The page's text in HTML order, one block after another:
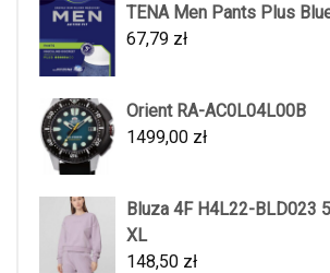
TENA Men Pants Plus
67,79 zł
Orient RA-AC0L04L00B
1499,00 zł
Bluza 4F H4L22-BLD023
XL
148,50 zł